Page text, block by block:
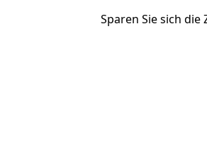
Sparen Sie sich